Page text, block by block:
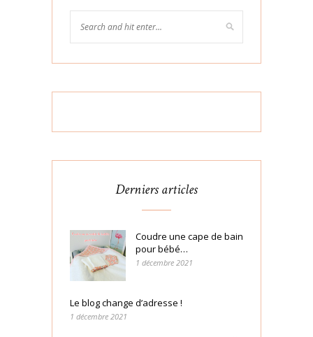
Derniers articles
Coudre une cape de bain
pour bébé…
1 décembre 2021
Le blog change d’adresse !
1 décembre 2021